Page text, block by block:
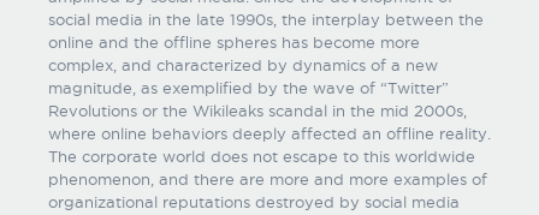
social media in the late 1990s, the interplay between the
online and the offline spheres has become more
complex, and characterized by dynamics of a new
magnitude, as exemplified by the wave of “Twitter”
Revolutions or the Wikileaks scandal in the mid 2000s,
where online behaviors deeply affected an offline reality.
The corporate world does not escape to this worldwide
phenomenon, and there are more and more examples of
organizational reputations destroyed by social media